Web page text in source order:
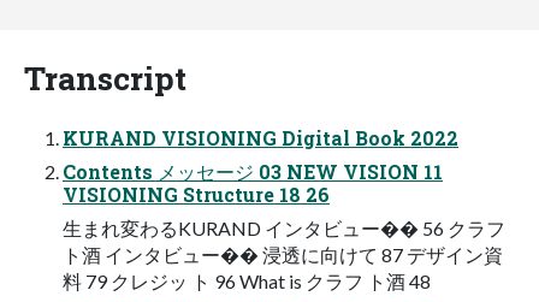
Transcript
KURAND VISIONING Digital Book 2022
Contents メッセージ 03 NEW VISION 11
VISIONING Structure 18 26
生まれ変わるKURAND インタビュー�� 56 クラフ
ト酒 インタビュー�� 浸透に向けて 87 デザイン資
料 79 クレジッ ト 96 What is クラフ ト酒 48